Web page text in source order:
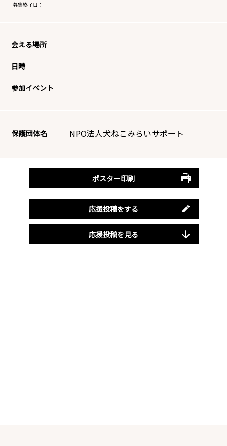
募集終了日：
会える場所
日時
参加イベント
保護団体名 NPO法人犬ねこみらいサポート
ポスター印刷
応援投稿をする
応援投稿を見る